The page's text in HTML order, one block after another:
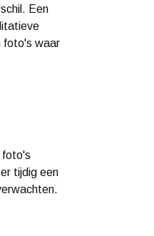
Een
foto's waar
foto's
tijdig een